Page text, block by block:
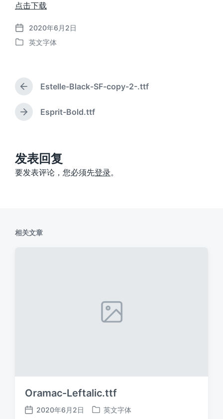
点击下载
发
布
2020年6月2日
发
英文字体
上
篇
文
章
Estelle-Black-SF-copy-2-.ttf
下
：
Esprit-Bold.ttf
发表回复
要发表评论，您必须先登录。
相关文章
Oramac-Leftalic.ttf
发
2020年6月2日
发
英文字体